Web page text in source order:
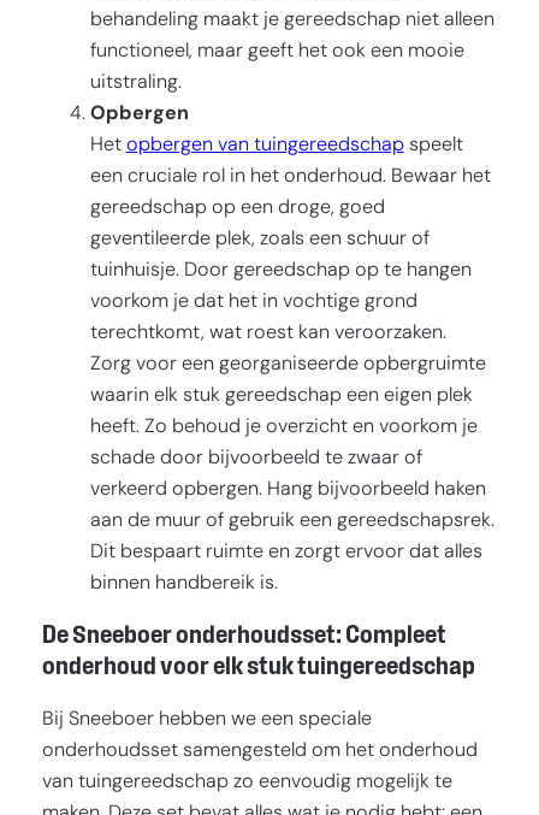
behandeling maakt je gereedschap niet alleen
functioneel, maar geeft het ook een mooie
uitstraling.
Opbergen
Het opbergen van tuingereedschapspeelt
een cruciale rol in het onderhoud. Bewaar het
gereedschap op een droge, goed
geventileerde plek, zoals een schuur of
tuinhuisje. Door gereedschap op te hangen
voorkom je dat het in vochtige grond
terechtkomt, wat roest kan veroorzaken.
Zorg voor een georganiseerde opbergruimte
waarin elk stuk gereedschap een eigen plek
heeft. Zo behoud je overzicht en voorkom je
schade door bijvoorbeeld te zwaar of
verkeerd opbergen. Hang bijvoorbeeld haken
aan de muur of gebruik een gereedschapsrek.
Dit bespaart ruimte en zorgt ervoor dat alles
binnen handbereik is.
De Sneeboer onderhoudsset: Compleet
onderhoud voor elk stuk tuingereedschap
Bij Sneeboer hebben we een speciale
onderhoudsset samengesteld om het onderhoud
van tuingereedschap zo eenvoudig mogelijk te